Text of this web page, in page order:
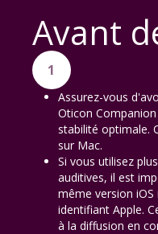
Avant
1
Assurez-vous
Oticon
stabilité optimale.
sur Mac.
Si vous utilisez
auditives, il est
même version
identifiant Apple.
à la diffusion en